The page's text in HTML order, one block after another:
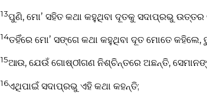
13ପୁଣି, ମୋʼ ସହିତ କଥା କହୁଥିବା ଦୂତକୁ ସଦାପ୍ରଭୁ ଉତ୍ତର
14ତହିଁରେ ମୋʼ ସଙ୍ଗେ କଥା କହୁଥିବା ଦୂତ ମୋତେ
15ଆଉ, ଯେଉଁ ଗୋଷ୍ଠୀଗଣ ନିଶ୍ଚିନ୍ତରେ ଅଛନ୍ତି,
16ଏଥିପାଇଁ ସଦାପ୍ରଭୁ ଏହି କଥା କହନ୍ତି;